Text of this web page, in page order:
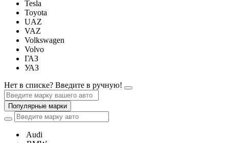
Tesla
Toyota
UAZ
VAZ
Volkswagen
Volvo
ГАЗ
УАЗ
Нет в списке? Введите в ручную!
Популярные марки
Audi